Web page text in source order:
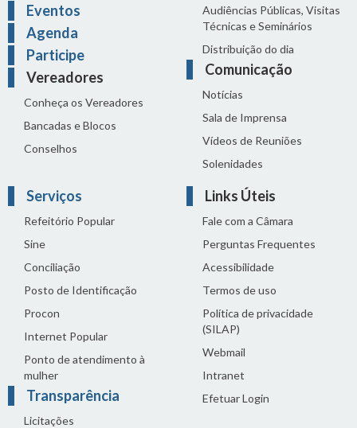
Eventos
Agenda
Participe
Vereadores
Conheça os Vereadores
Bancadas e Blocos
Conselhos
Audiências Públicas, Visitas
Técnicas e Seminários
Distribuição do dia
Comunicação
Notícias
Sala de Imprensa
Vídeos de Reuniões
Solenidades
Serviços
Refeitório Popular
Sine
Conciliação
Posto de Identificação
Procon
Internet Popular
Ponto de atendimento à
mulher
Transparência
Licitações
Links Úteis
Fale com a Câmara
Perguntas Frequentes
Acessibilidade
Termos de uso
Política de privacidade
(SILAP)
Webmail
Intranet
Efetuar Login